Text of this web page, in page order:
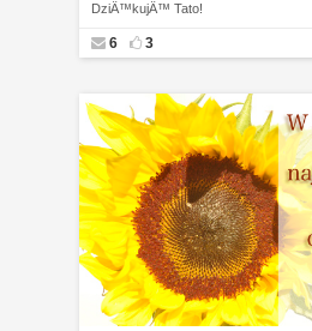
DziÄ™kujÄ™ Tato!
6 3